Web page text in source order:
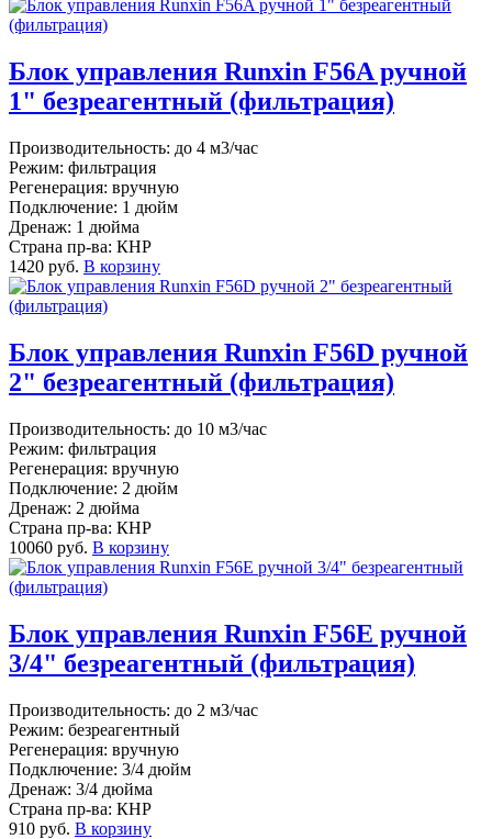
Блок управления Runxin F56A ручной
1" безреагентный (фильтрация)
Производительность: до 4 м3/час
Режим: фильтрация
Регенерация: вручную
Подключение: 1 дюйм
Дренаж: 1 дюйма
Страна пр-ва: КНР
1420 руб. В корзину
Блок управления Runxin F56D ручной
2" безреагентный (фильтрация)
Производительность: до 10 м3/час
Режим: фильтрация
Регенерация: вручную
Подключение: 2 дюйм
Дренаж: 2 дюйма
Страна пр-ва: КНР
10060 руб. В корзину
Блок управления Runxin F56E ручной
3/4" безреагентный (фильтрация)
Производительность: до 2 м3/час
Режим: безреагентный
Регенерация: вручную
Подключение: 3/4 дюйм
Дренаж: 3/4 дюйма
Страна пр-ва: КНР
910 руб. В корзину